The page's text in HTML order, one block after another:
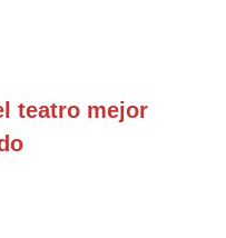
teatro mejor